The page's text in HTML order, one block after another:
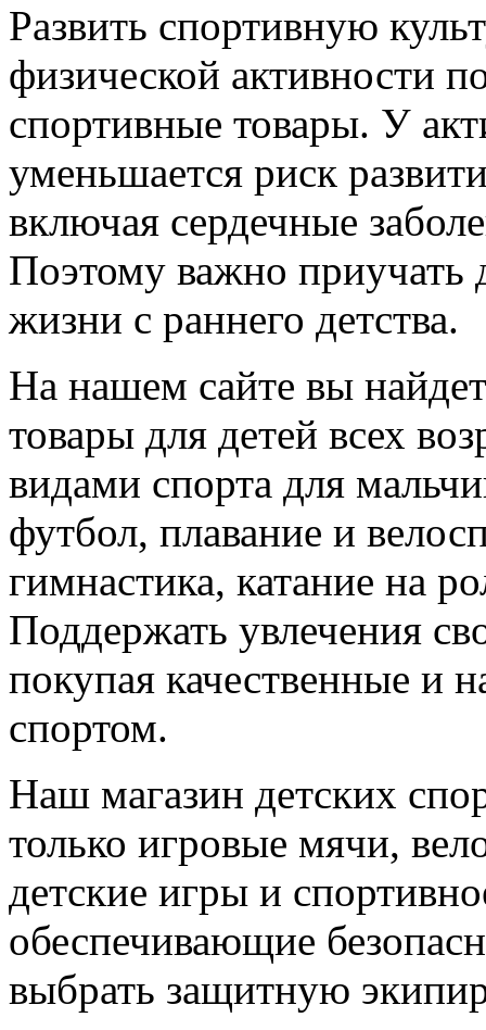
Развить спортивную
физической активности
спортивные товары. У
уменьшается риск
включая сердечные
Поэтому важно приучать
жизни с раннего детства.
На нашем сайте вы
товары для детей всех
видами спорта для
футбол, плавание и
гимнастика, катание на
Поддержать увлечения
покупая качественные и
спортом.
Наш магазин детских
только игровые мячи,
детские игры и
обеспечивающие
выбрать защитную